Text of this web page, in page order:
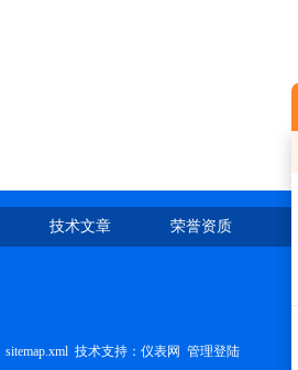
技术文章 荣誉资质
sitemap.xml 技术支持： 仪表网 管理登陆